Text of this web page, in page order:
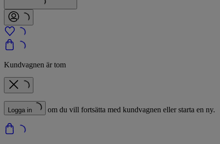
Kundvagnen är tom
Logga in om du vill fortsätta med kundvagnen eller starta en ny.